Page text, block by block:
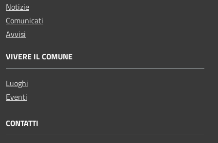
Notizie
Comunicati
Avvisi
VIVERE IL COMUNE
Luoghi
Eventi
CONTATTI